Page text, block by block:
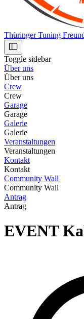
Thüringer Tuning
Toggle sidebar
Über uns
Über uns
Crew
Crew
Garage
Garage
Galerie
Galerie
Veranstaltungen
Veranstaltungen
Kontakt
Kontakt
Community Wall
Community Wall
Antrag
Antrag
EVENT